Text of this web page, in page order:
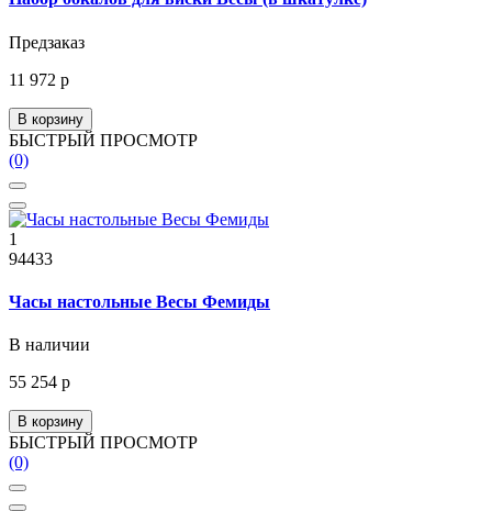
Предзаказ
11 972 р
В корзину
БЫСТРЫЙ ПРОСМОТР
(0)
1
94433
Часы настольные Весы Фемиды
В наличии
55 254 р
В корзину
БЫСТРЫЙ ПРОСМОТР
(0)